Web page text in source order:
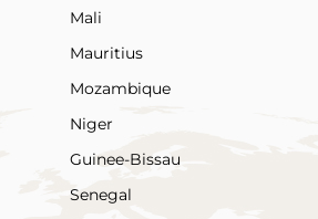
Mali
Mauritius
Mozambique
Niger
Guinee-Bissau
Senegal